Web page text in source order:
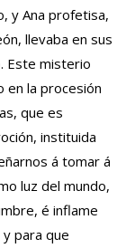
y Ana profetisa,
llevaba en sus
Este misterio
en la procesión
que es
instituida
á tomar á
luz del mundo,
é inflame
para que